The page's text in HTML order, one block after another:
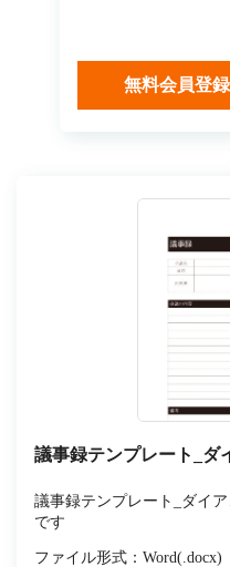
無料会員登
議事録テンプレート_ダ
議事録テンプレート_ダイ
です
ファイル形式：Word(.docx)